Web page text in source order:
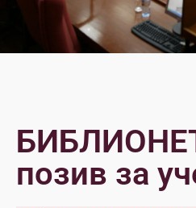
позив за